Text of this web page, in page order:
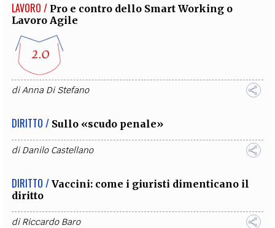
LAVORO / Pro e contro dello Smart Working o
Lavoro Agile
diAnna Di Stefano
DIRITTO / Sullo «scudo penale»
diDanilo Castellano
DIRITTO / Vaccini: come i giuristi dimenticano il
diritto
diRiccardo Baro